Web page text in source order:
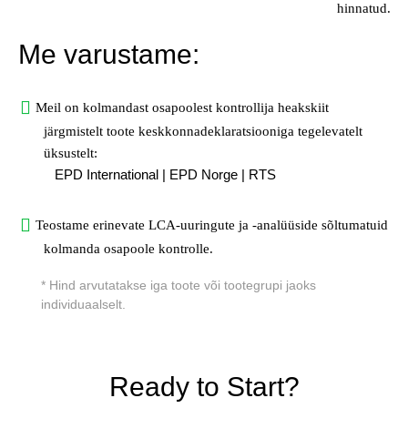
hinnatud.
Me varustame:
Meil on kolmandast osapoolest kontrollija heakskiit
järgmistelt toote keskkonnadeklaratsiooniga tegelevatelt
üksustelt:
EPD International | EPD Norge | RTS
Teostame erinevate LCA-uuringute ja -analüüside sõltumatuid
kolmanda osapoole kontrolle.
* Hind arvutatakse iga toote või tootegrupi jaoks
individuaalselt.
Ready to Start?